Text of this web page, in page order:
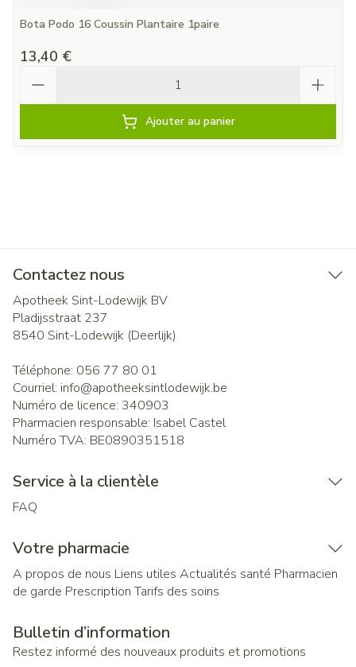
Bota Podo 16 Coussin Plantaire 1paire
13,40 €
Ajouter au panier
Contactez nous
Apotheek Sint-Lodewijk BV
Pladijsstraat 237
8540 Sint-Lodewijk (Deerlijk)
Téléphone: 056 77 80 01
Courriel: info@apotheeksintlodewijk.be
Numéro de licence: 340903
Pharmacien responsable: Isabel Castel
Numéro TVA: BE0890351518
Service à la clientèle
FAQ
Votre pharmacie
A propos de nous Liens utiles Actualités santé Pharmacien
de garde Prescription Tarifs des soins
Bulletin d’information
Restez informé des nouveaux produits et promotions